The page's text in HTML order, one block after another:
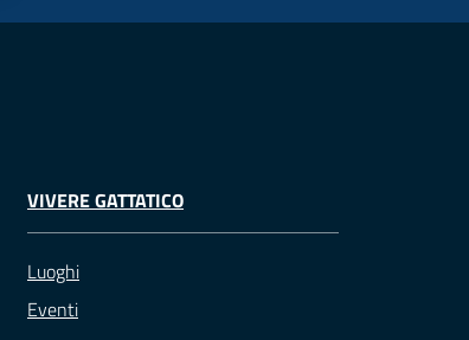
VIVERE GATTATICO
Luoghi
Eventi